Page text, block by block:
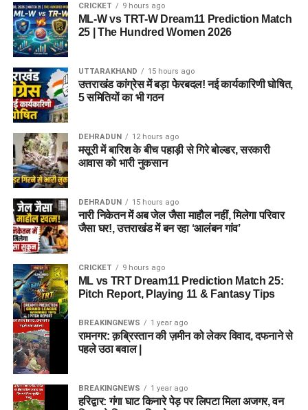
CRICKET 9 hours ago
ML-W vs TRT-W Dream11 Prediction Match
25 | The Hundred Women 2026
UTTARAKHAND 15 hours ago
उत्तराखंड कांग्रेस में बड़ा फेरबदल! नई कार्यकारिणी घोषित,
5 समितियों का भी गठन
DEHRADUN 12 hours ago
मसूरी में बारिश के बीच पहाड़ी से गिरे बोल्डर, सरकारी
आवास को भारी नुकसान
DEHRADUN 15 hours ago
नारी निकेतन में अब जेल जैसा माहौल नहीं, मिलेगा परिवार
जैसा घर!, उत्तराखंड में बन रहा ‘आलंबन गांव’
CRICKET 9 hours ago
ML vs TRT Dream11 Prediction Match 25:
Pitch Report, Playing 11 & Fantasy Tips
BREAKINGNEWS 1 year ago
रामनगर: क़ब्रिस्तान की ज़मीन को लेकर विवाद, दफनाने से
पहले उठा बवाल |
BREAKINGNEWS 1 year ago
हरिद्वार: गंगा घाट किनारे पेड़ पर लिपटा मिला अजगर, वन